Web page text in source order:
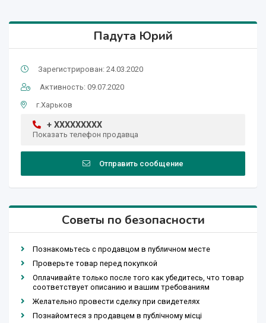
Падута Юрий
Зарегистрирован: 24.03.2020
Активность: 09.07.2020
г.Харьков
+ XXXXXXXXX
Показать телефон продавца
Отправить сообщение
Советы по безопасности
Познакомьтесь с продавцом в публичном месте
Проверьте товар перед покупкой
Оплачивайте только после того как убедитесь, что товар
соответствует описанию и вашим требованиям
Желательно провести сделку при свидетелях
Познайомтеся з продавцем в публічному місці